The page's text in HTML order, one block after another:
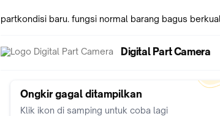
partkondisi baru. fungsi normal barang bagus
Digital Part Camera
Ongkir gagal ditampilkan
Klik ikon di samping untuk coba lagi